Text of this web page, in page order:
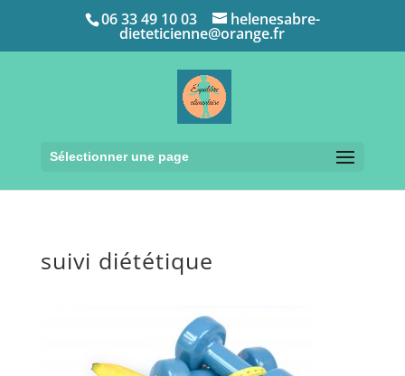
06 33 49 10 03 helenesabre-
dieteticienne@orange.fr
Sélectionner une page
suivi diététique